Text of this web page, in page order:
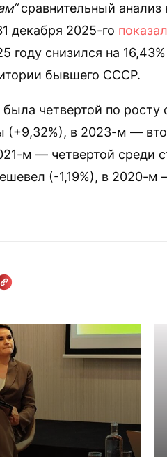
сравнительный анализ
декабря 2025-го показал
году снизился на
бывшего СССР.
четвертой по росту
(+9,32%), в 2023-м —
м — четвертой среди
(-1,19%), в 2020-